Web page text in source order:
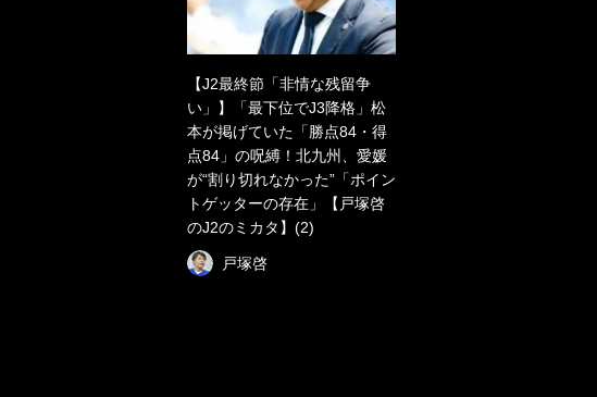
【J2最終節「非情な残留争
い」】「最下位でJ3降格」松
本が掲げていた「勝点84・得
点84」の呪縛！北九州、愛媛
が“割り切れなかった”「ポイン
トゲッターの存在」【戸塚啓
のJ2のミカタ】(2)
戸塚啓